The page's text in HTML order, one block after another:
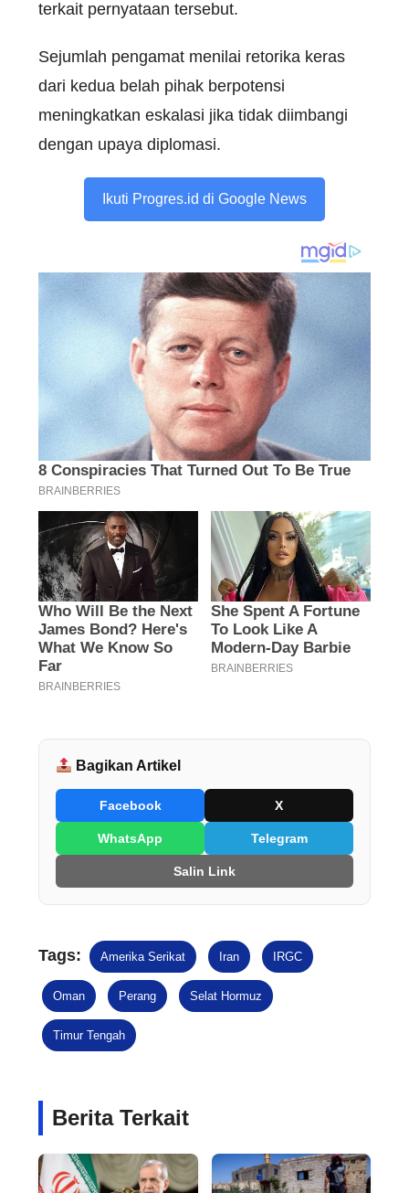
terkait pernyataan tersebut.
Sejumlah pengamat menilai retorika keras
dari kedua belah pihak berpotensi
meningkatkan eskalasi jika tidak diimbangi
dengan upaya diplomasi.
Ikuti Progres.id di Google News
Bagikan Artikel
Facebook X
WhatsApp Telegram
Salin Link
Tags: Amerika Serikat Iran IRGC
Oman Perang Selat Hormuz
Timur Tengah
Berita Terkait